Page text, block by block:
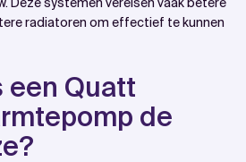
radiatoren om effectief te kunnen
een Quatt
de